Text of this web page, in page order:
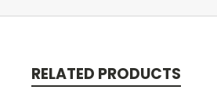
RELATED PRODUCTS